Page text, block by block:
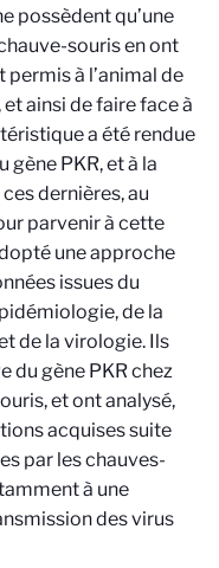
possèdent qu’une
souris en ont
à l’animal de
ainsi de faire face à
a été rendue
PKR, et à la
dernières, au
parvenir à cette
une approche
issues du
de la
de la virologie. Ils
du gène PKR chez
et ont analysé,
acquises suite
par les chauves-
à une
des virus